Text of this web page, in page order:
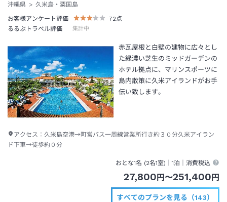
沖縄県
久米島・粟国島
お客様アンケート評価
72点
るるぶトラベル評価
集計中
赤瓦屋根と白壁の建物に広々とし
た緑濃い芝生のミッドガーデンの
ホテル拠点に、マリンスポーツに
島内散策に久米アイランドがお手
伝い致します。
アクセス： 久米島空港→町営バス一周線営業所行き約３０分久米アイラン
ド下車→徒歩約０分
おとな1名 (2名1室)｜1泊 ｜消費税込
27,800円〜251,400円
すべてのプランを見る（143）